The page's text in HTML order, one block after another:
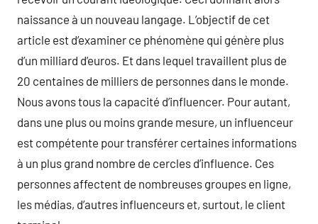
naissance à un nouveau langage. L’objectif de cet
article est d’examiner ce phénomène qui génère plus
d’un milliard d’euros. Et dans lequel travaillent plus de
20 centaines de milliers de personnes dans le monde.
Nous avons tous la capacité d’influencer. Pour autant,
dans une plus ou moins grande mesure, un influenceur
est compétente pour transférer certaines informations
à un plus grand nombre de cercles d’influence. Ces
personnes affectent de nombreuses groupes en ligne,
les médias, d’autres influenceurs et, surtout, le client